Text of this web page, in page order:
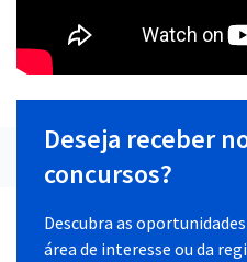
Deseja receber
concursos?
Descubra as
área de interesse ou da